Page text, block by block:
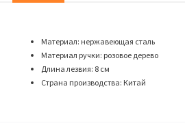
Материал: нержавеющая сталь
Материал ручки: розовое дерево
Длина лезвия: 8 см
Страна производства: Китай